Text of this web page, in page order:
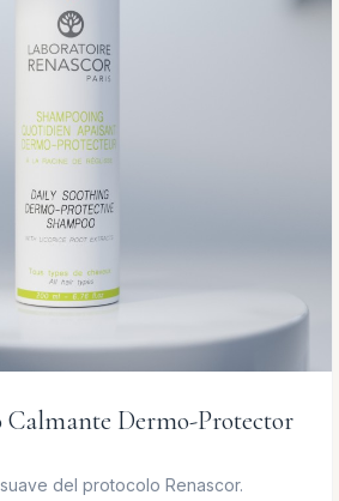
Dermo-Protector
del protocolo Renascor.